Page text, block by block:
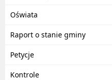
Oświata
Raport o stanie gminy
Petycje
Kontrole